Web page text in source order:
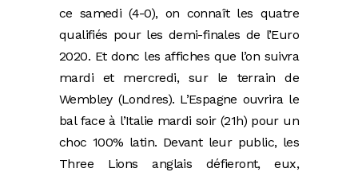
ce samedi (4-0), on connaît les quatre
qualifiés pour les demi-finales de l’Euro
2020. Et donc les affiches que l’on suivra
mardi et mercredi, sur le terrain de
Wembley (Londres). L’Espagne ouvrira le
bal face à l’Italie mardi soir (21h) pour un
choc 100% latin. Devant leur public, les
Three Lions anglais défieront, eux,